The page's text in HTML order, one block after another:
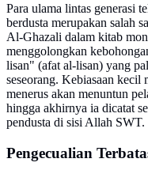
Para ulama lintas generasi
berdusta merupakan salah
Al-Ghazali dalam kitab
menggolongkan
lisan" (afat al-lisan) yang
seseorang. Kebiasaan
menerus akan menuntun
hingga akhirnya ia dicatat
pendusta di sisi Allah SWT.
Pengecualian